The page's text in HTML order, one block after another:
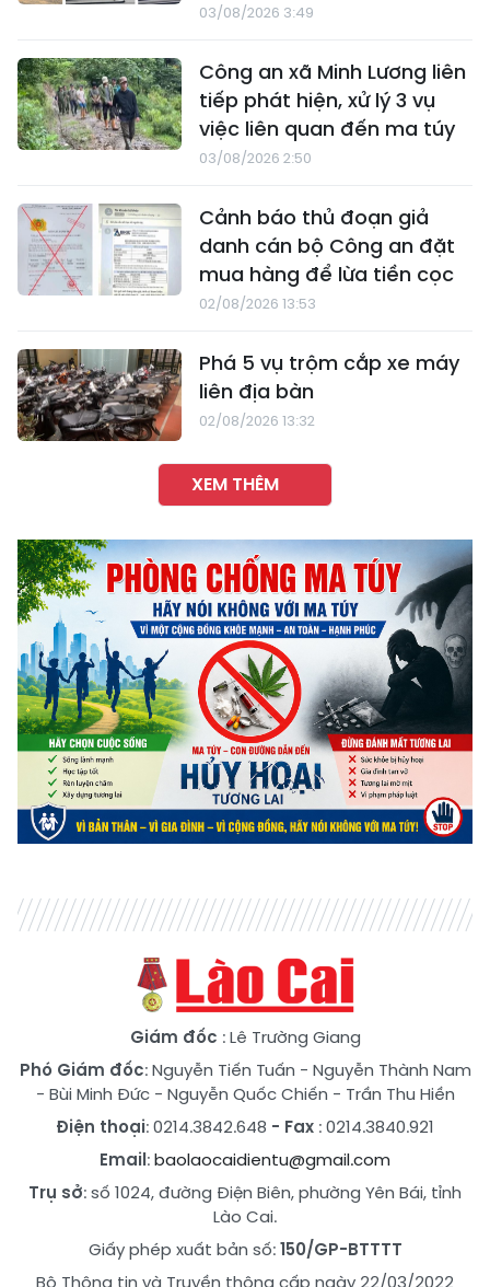
03/08/2026 3:49
Công an xã Minh Lương liên
tiếp phát hiện, xử lý 3 vụ
việc liên quan đến ma túy
03/08/2026 2:50
Cảnh báo thủ đoạn giả
danh cán bộ Công an đặt
mua hàng để lừa tiền cọc
02/08/2026 13:53
Phá 5 vụ trộm cắp xe máy
liên địa bàn
02/08/2026 13:32
XEM THÊM
Giám đốc : Lê Trường Giang
Phó Giám đốc:Nguyễn Tiến Tuấn - Nguyễn Thành Nam
- Bùi Minh Đức- Nguyễn Quốc Chiến - Trần Thu Hiền
Điện thoại: 0214.3842.648 - Fax : 0214.3840.921
Email:baolaocaidientu@gmail.com
Trụ sở: số 1024, đường Điện Biên, phường Yên Bái, tỉnh
Lào Cai.
Giấy phép xuất bản số:150/GP-BTTTT
Bộ Thông tin và Truyền thông cấp ngày 22/03/2022